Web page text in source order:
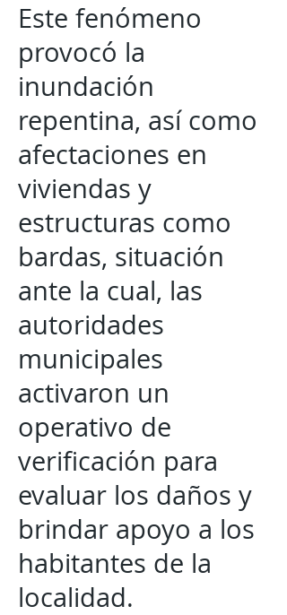
Este fenómeno
provocó la
inundación
repentina, así como
afectaciones en
viviendas y
estructuras como
bardas, situación
ante la cual, las
autoridades
municipales
activaron un
operativo de
verificación para
evaluar los daños y
brindar apoyo a los
habitantes de la
localidad.